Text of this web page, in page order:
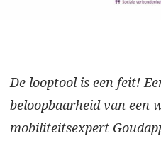
De looptool is een feit!
beloopbaarheid van een
mobiliteitsexpert